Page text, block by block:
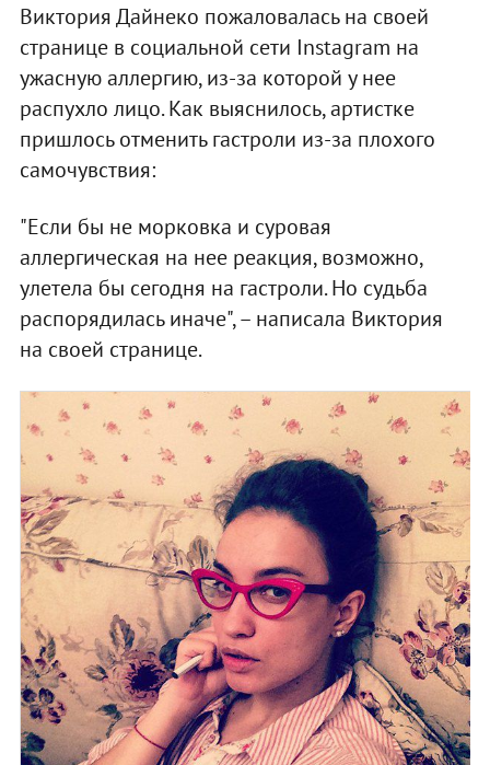
Виктория Дайнеко пожаловалась на своей
странице в социальной сети Instagram на
ужасную аллергию, из-за которой у нее
распухло лицо. Как выяснилось, артистке
пришлось отменить гастроли из-за плохого
самочувствия:
"Если бы не морковка и суровая
аллергическая на нее реакция, возможно,
улетела бы сегодня на гастроли. Но судьба
распорядилась иначе", – написала Виктория
на своей странице.